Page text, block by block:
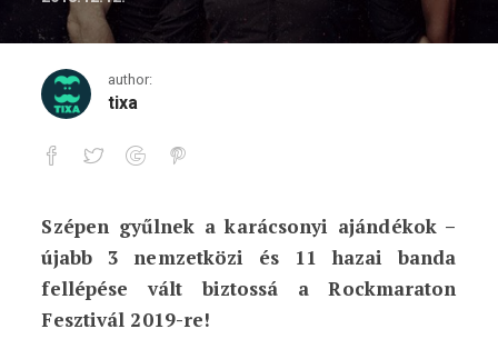
author:
tixa
Rockmaraton 2019: Rhapsody,
Szépen gyűlnek a karácsonyi ajándékok –
újabb 3 nemzetközi és 11 hazai banda
fellépése vált biztossá a Rockmaraton
Fesztivál 2019-re!